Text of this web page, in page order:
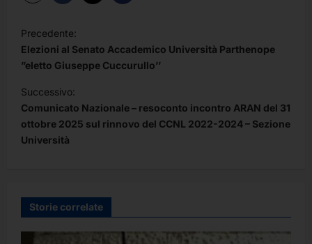
a
v
i
g
a
o
n
Precedente:
Elezioni al Senato Accademico Università Parthenope
”eletto Giuseppe Cuccurullo’’
Successivo:
Comunicato Nazionale – resoconto incontro ARAN del 31
ottobre 2025 sul rinnovo del CCNL 2022-2024 – Sezione
Università
Storie correlate